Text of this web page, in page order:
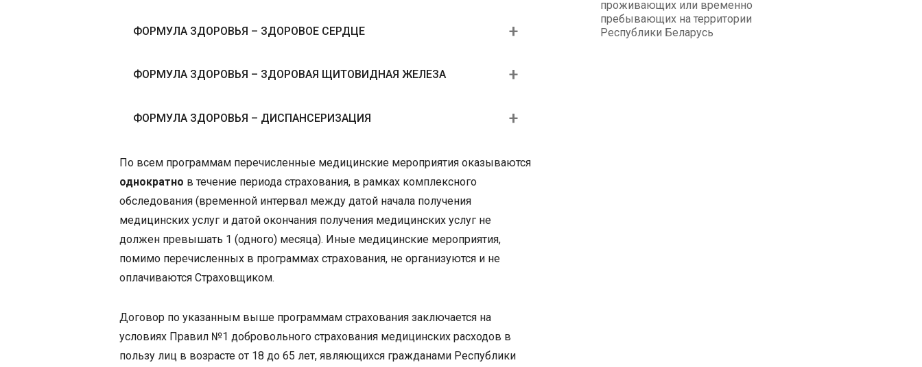
ФОРМУЛА ЗДОРОВЬЯ – ЗДОРОВОЕ СЕРДЦЕ
ФОРМУЛА ЗДОРОВЬЯ – ЗДОРОВАЯ ЩИТОВИДНАЯ ЖЕЛЕЗА
ФОРМУЛА ЗДОРОВЬЯ – ДИСПАНСЕРИЗАЦИЯ
По всем программам перечисленные медицинские мероприятия оказываются
однократно в течение периода страхования, в рамках комплексного
обследования (временной интервал между датой начала получения
медицинских услуг и датой окончания получения медицинских услуг не
должен превышать 1 (одного) месяца). Иные медицинские мероприятия,
помимо перечисленных в программах страхования, не организуются и не
оплачиваются Страховщиком.
Договор по указанным выше программам страхования заключается на
условиях Правил №1 добровольного страхования медицинских расходов в
пользу лиц в возрасте от 18 до 65 лет, являющихся гражданами Республики
проживающих или временно
пребывающих на территории
Республики Беларусь